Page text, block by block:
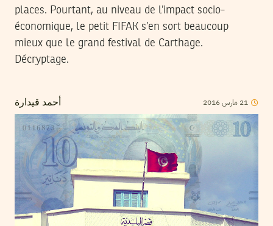
places. Pourtant, au niveau de l’impact socio-
économique, le petit FIFAK s’en sort beaucoup
mieux que le grand festival de Carthage.
Décryptage.
أحمد قيدارة 21 مارس2016